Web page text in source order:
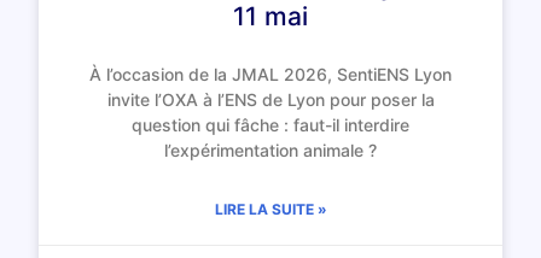
11 mai
À l’occasion de la JMAL 2026, SentiENS Lyon
invite l’OXA à l’ENS de Lyon pour poser la
question qui fâche : faut-il interdire
l’expérimentation animale ?
LIRE LA SUITE »